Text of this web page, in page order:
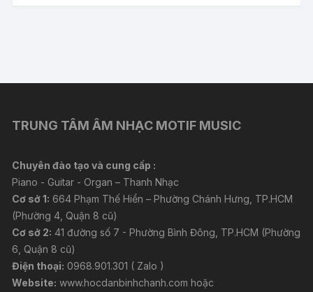
TRUNG TÂM ÂM NHẠC MOTIF MUSIC
Chuyên đào tạo và cung cấp :
Piano - Guitar - Organ – Thanh Nhạc
Cơ sở 1: 664 Phạm Thế Hiển – Phường Chánh Hưng, TP.HCM
(Phường 4, Quận 8 cũ)
Cơ sở 2: 41 đường số 7 - Phường Bình Đông, TP.HCM (Phường
6, Quận 8 cũ)
Điện thoại: 0968.901.301 ( Zalo )
Website: www.hocdanbinhchanh.com hoặc